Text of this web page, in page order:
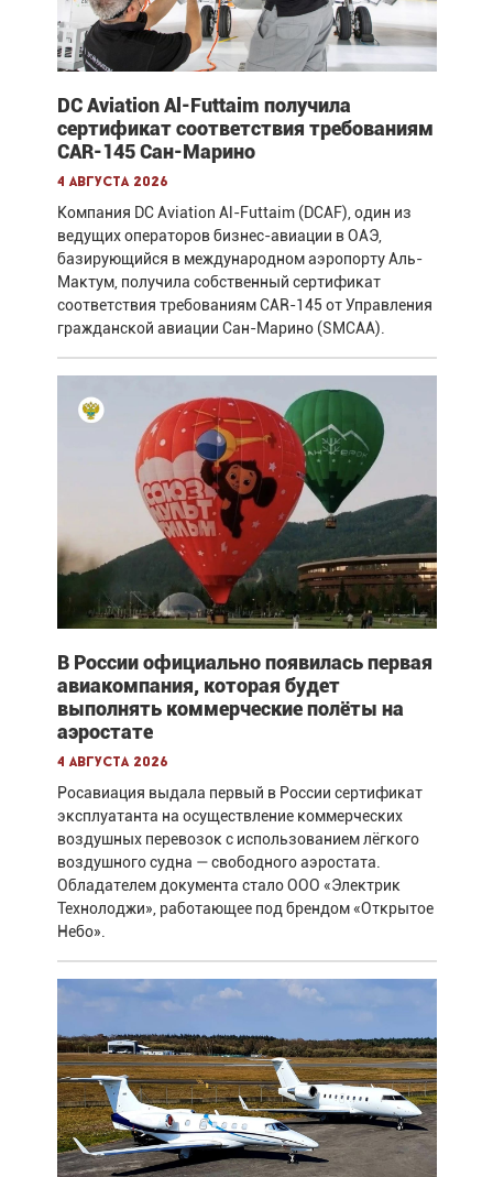
DC Aviation Al-Futtaim получила
сертификат соответствия требованиям
CAR-145 Сан-Марино
4 августа 2026
Компания DC Aviation Al-Futtaim (DCAF), один из
ведущих операторов бизнес-авиации в ОАЭ,
базирующийся в международном аэропорту Аль-
Мактум, получила собственный сертификат
соответствия требованиям CAR-145 от Управления
гражданской авиации Сан-Марино (SMCAA).
В России официально появилась первая
авиакомпания, которая будет
выполнять коммерческие полёты на
аэростате
4 августа 2026
Росавиация выдала первый в России сертификат
эксплуатанта на осуществление коммерческих
воздушных перевозок с использованием лёгкого
воздушного судна — свободного аэростата.
Обладателем документа стало ООО «Электрик
Технолоджи», работающее под брендом «Открытое
Небо».